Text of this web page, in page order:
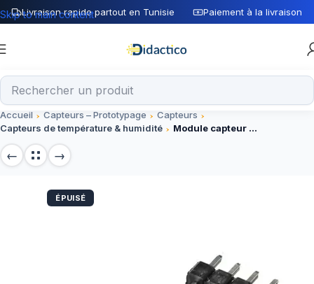
Livraison rapide partout en Tunisie Paiement à la livraison
Skip to main content
Accueil Capteurs – Prototypage
Capteurs
Capteurs de température & humidité
Module capteur de température sans contact MLX90614 GY-906
ÉPUISÉ